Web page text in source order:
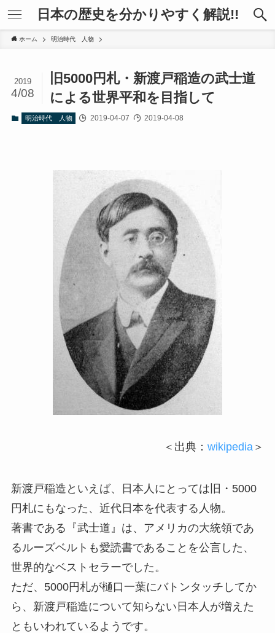
日本の歴史を分かりやすく解説!!
ホーム 明治時代 人物
旧5000円札・新渡戸稲造の武士道
による世界平和を目指して
2019
4/08
明治時代 人物 2019-04-07 2019-04-08
＜出典：wikipedia ＞
新渡戸稲造といえば、日本人にとっては旧・5000
円札にもなった、近代日本を代表する人物。
著書である『武士道』は、アメリカの大統領であ
るルーズベルトも愛読書であることを公言した、
世界的なベストセラーでした。
ただ、5000円札が樋口一葉にバトンタッチしてか
ら、新渡戸稲造について知らない日本人が増えた
ともいわれているようです。